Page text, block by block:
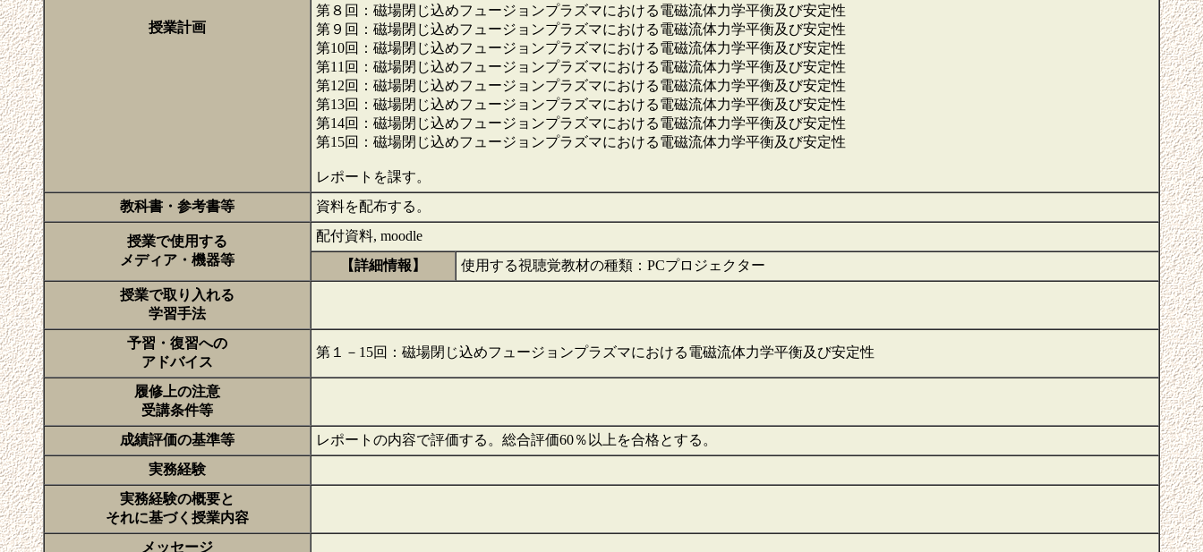
授業計画
第８回：磁場閉じ込めフュージョンプラズマにおける電磁流体力学平衡及び安定性
第９回：磁場閉じ込めフュージョンプラズマにおける電磁流体力学平衡及び安定性
第10回：磁場閉じ込めフュージョンプラズマにおける電磁流体力学平衡及び安定性
第11回：磁場閉じ込めフュージョンプラズマにおける電磁流体力学平衡及び安定性
第12回：磁場閉じ込めフュージョンプラズマにおける電磁流体力学平衡及び安定性
第13回：磁場閉じ込めフュージョンプラズマにおける電磁流体力学平衡及び安定性
第14回：磁場閉じ込めフュージョンプラズマにおける電磁流体力学平衡及び安定性
第15回：磁場閉じ込めフュージョンプラズマにおける電磁流体力学平衡及び安定性
レポートを課す。
教科書・参考書等
資料を配布する。
授業で使用する
メディア・機器等
配付資料, moodle
【詳細情報】
使用する視聴覚教材の種類：PCプロジェクター
授業で取り入れる
学習手法
予習・復習への
アドバイス
第１－15回：磁場閉じ込めフュージョンプラズマにおける電磁流体力学平衡及び安定性
履修上の注意
受講条件等
成績評価の基準等
レポートの内容で評価する。総合評価60％以上を合格とする。
実務経験
実務経験の概要と
それに基づく授業内容
メッセージ